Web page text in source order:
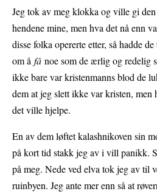
Jeg tok av meg klokka og ville gi
hendene mine, men hva det nå enn
disse folka opererte etter, så hadde
om å få noe som de ærlig og redelig
ikke bare var kristenmanns blod de
dem at jeg slett ikke var kristen,
det ville hjelpe.
En av dem løftet kalashnikoven sin
på kort tid stakk jeg av i vill panikk.
på meg. Nede ved elva tok jeg av til
ruinbyen. Jeg ante mer enn så at